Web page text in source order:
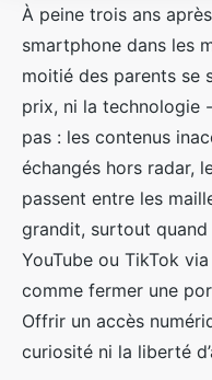
À peine trois ans
smartphone dans les
moitié des parents se
prix, ni la technologie
pas : les contenus
échangés hors radar,
passent entre les
grandit, surtout
YouTube ou TikTok
comme fermer une
Offrir un accès
curiosité ni la liberté